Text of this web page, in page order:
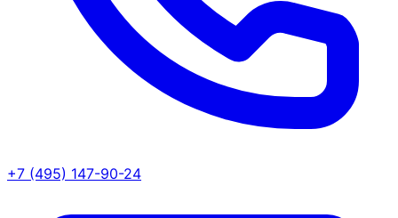
+7 (495) 147-90-24